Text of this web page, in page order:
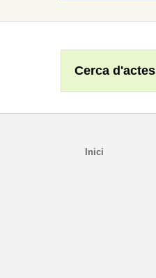
Cerca d'actes
Inici